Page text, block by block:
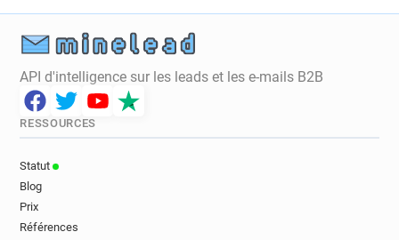
API d'intelligence sur les leads et les e-mails B2B
RESSOURCES
Statut
Blog
Prix
Références